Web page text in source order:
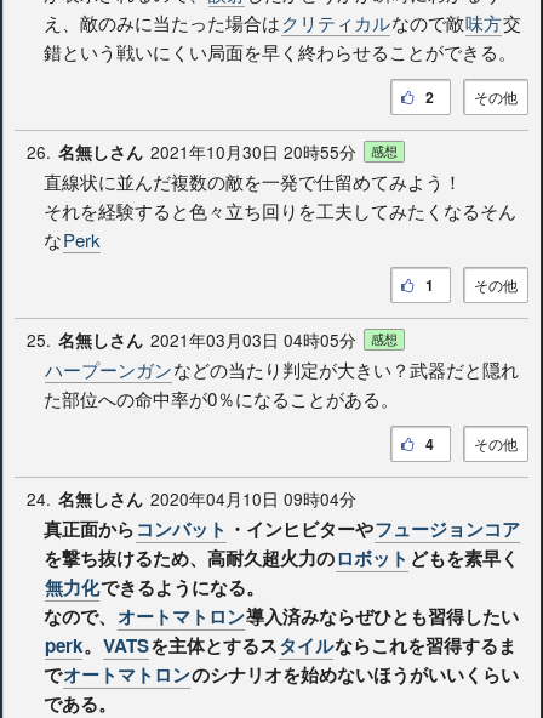
え、敵のみに当たった場合はクリティカルなので敵味方交
錯という戦いにくい局面を早く終わらせることができる。
その他
2
26. 名無しさん 2021年10月30日 20時55分 感想
直線状に並んだ複数の敵を一発で仕留めてみよう！
それを経験すると色々立ち回りを工夫してみたくなるそん
なPerk
その他
1
25. 名無しさん 2021年03月03日 04時05分 感想
ハープーンガンなどの当たり判定が大きい？武器だと隠れ
た部位への命中率が0％になることがある。
その他
4
24. 名無しさん 2020年04月10日 09時04分
真正面からコンバット ・インヒビターやフュージョンコア
を撃ち抜けるため、高耐久超火力のロボット どもを素早く
無力化できるようになる。
なので、 オートマトロン導入済みならぜひとも習得したい
perk。 VATSを主体とするスタイルならこれを習得するま
でオートマトロンのシナリオを始めないほうがいいくらい
である。